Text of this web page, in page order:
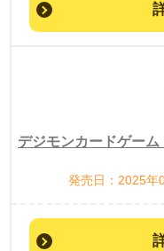
デジモンカードゲー
発売日：2025